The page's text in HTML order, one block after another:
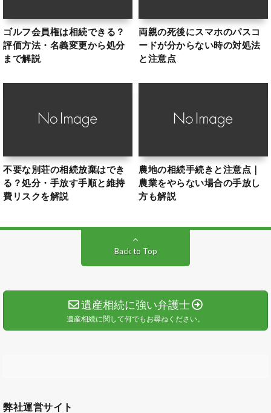
ゴルフ会員権は相続できる？
評価方法・名義変更から処分
まで解説
両親の死後にスマホのパスコ
ードが分からない時の対処法
と注意点
不要な別荘の相続放棄はでき
る？処分・手放す手順と維持
費リスクを解説
農地の相続手続きと注意点｜
農業をやらない場合の手放し
方も解説
Back to Top
遺産相続に強い弁護士
遺産相続に関して何でもお尋ねください。
弊社運営サイト